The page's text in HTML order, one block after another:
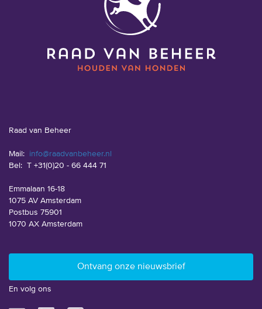
Raad van Beheer
Mail: info@raadvanbeheer.nl
Bel: T +31(0)20 - 66 444 71
Emmalaan 16-18
1075 AV Amsterdam
Postbus 75901
1070 AX Amsterdam
En volg ons